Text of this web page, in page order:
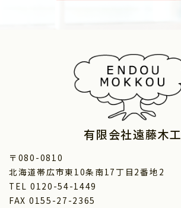
有限会社遠藤木工
〒080-0810
北海道帯広市東10条南17丁目2番地2
TEL 0120-54-1449
FAX 0155-27-2365